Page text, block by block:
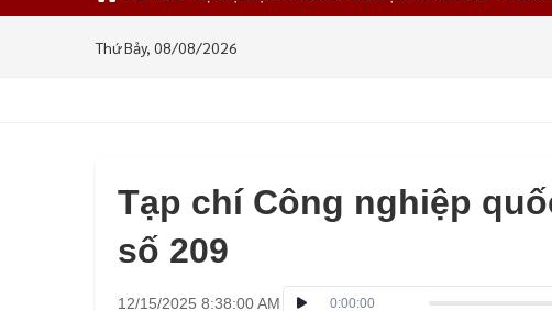
Thứ Bảy, 08/08/2026
Tạp chí Công nghiệp
số 209
12/15/2025 8:38:00 AM 0:00:00